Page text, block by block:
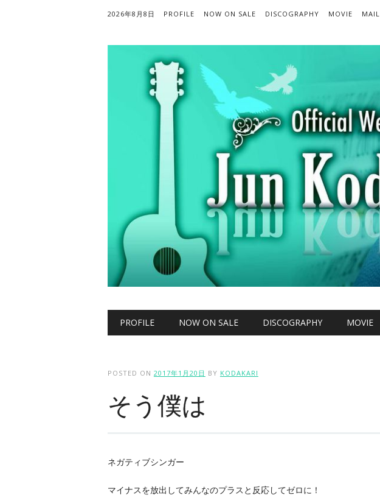
2026年8月8日 PROFILE NOW ON SALE DISCOGRAPHY MOVIE MAIL
Main menu
PROFILE NOW ON SALE DISCOGRAPHY MOVIE
POSTED ON 2017年1月20日 BY KODAKARI
そう僕は
ネガティブシンガー
マイナスを放出してみんなのプラスと反応してゼロに！